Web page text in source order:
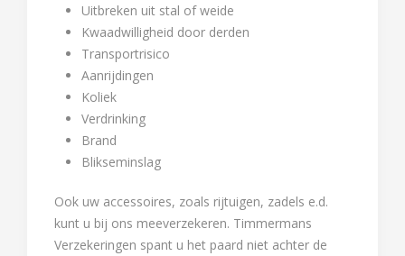
Uitbreken uit stal of weide
Kwaadwilligheid door derden
Transportrisico
Aanrijdingen
Koliek
Verdrinking
Brand
Blikseminslag
Ook uw accessoires, zoals rijtuigen, zadels e.d.
kunt u bij ons meeverzekeren. Timmermans
Verzekeringen spant u het paard niet achter de